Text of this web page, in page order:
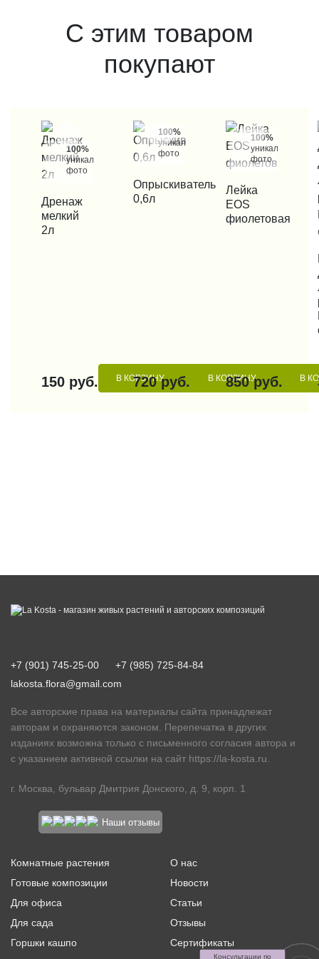
С этим товаром
покупают
100%
уникальные
фото
КУПИТЬ В 1 КЛИК
Дренаж
мелкий
2л
150 руб. В КОРЗИНУ
100%
уникальные
фото
КУПИТЬ В 1 КЛИК
Опрыскиватель
0,6л
720 руб. В КОРЗИНУ
100%
уникальные
фото
КУПИТЬ В 1 КЛИК
Лейка
EOS
фиолетовая
850 руб. В
+7 (901) 745-25-00
+7 (985) 725-84-84
lakosta.flora@gmail.com
Все авторские права на материалы сайта принадлежат
авторам и охраняются законом. Перепечатка в других
изданиях возможна только с письменного согласия автора и
с указанием активной ссылки на сайт https://la-kosta.ru
г. Москва, бульвар Дмитрия Донского, д. 9, корп. 1
Наши отзывы
Комнатные растения
Готовые композиции
Для офиса
Для сада
Горшки кашпо
О нас
Новости
Статьи
Отзывы
Сертификаты
Консультации по